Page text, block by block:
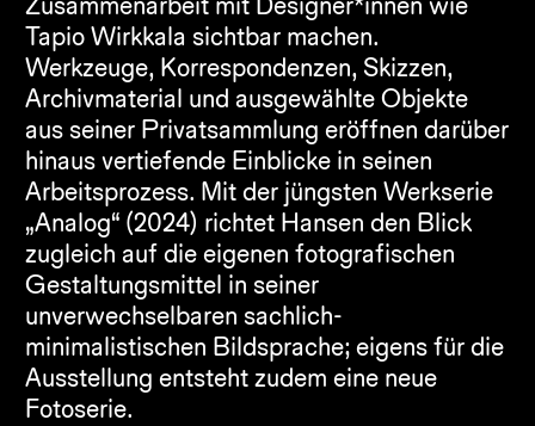
Tapio Wirkkala sichtbar machen.
Werkzeuge, Korrespondenzen, Skizzen,
Archivmaterial und ausgewählte Objekte
aus seiner Privatsammlung eröffnen darüber
hinaus vertiefende Einblicke in seinen
Arbeitsprozess. Mit der jüngsten Werkserie
„Analog“ (2024) richtet Hansen den Blick
zugleich auf die eigenen fotografischen
Gestaltungsmittel in seiner
unverwechselbaren sachlich-
minimalistischen Bildsprache; eigens für die
Ausstellung entsteht zudem eine neue
Fotoserie.